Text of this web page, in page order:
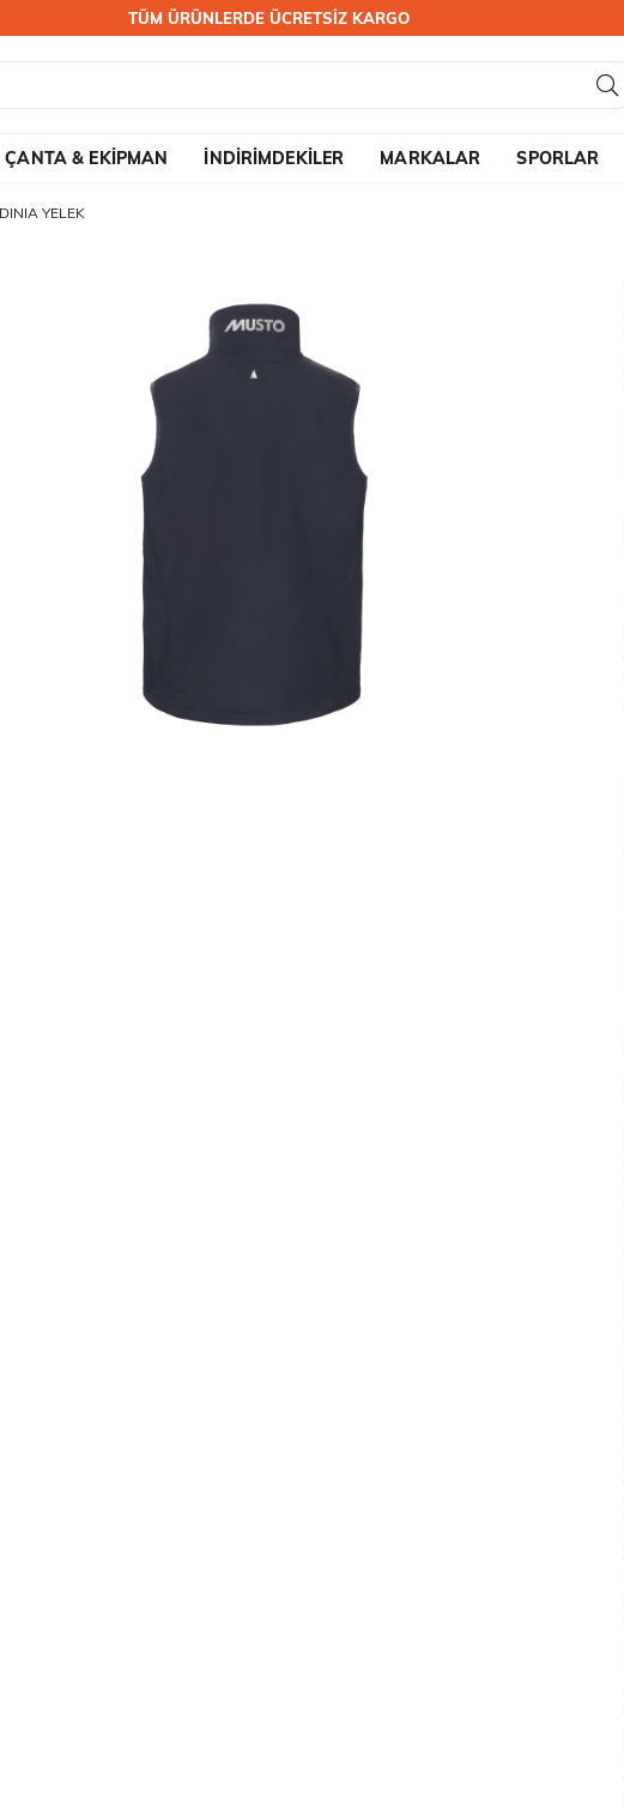
TÜM ÜRÜNLERDE ÜCRETSİZ KARGO
ÇANTA & EKİPMAN İNDİRİMDEKİLER MARKALAR SPORLAR
YELEK